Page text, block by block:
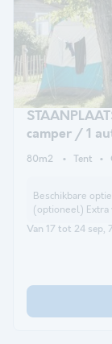
camper / 1
80m2 Tent
Beschikbare
(optioneel) Extra
Van 17 tot 24 sep,